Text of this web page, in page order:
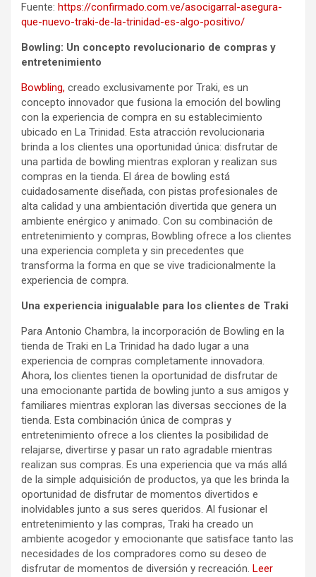
Fuente: https://confirmado.com.ve/asocigarral-asegura-
que-nuevo-traki-de-la-trinidad-es-algo-positivo/
Bowling: Un concepto revolucionario de compras y
entretenimiento
Bowbling, creado exclusivamente por Traki, es un
concepto innovador que fusiona la emoción del bowling
con la experiencia de compra en su establecimiento
ubicado en La Trinidad. Esta atracción revolucionaria
brinda a los clientes una oportunidad única: disfrutar de
una partida de bowling mientras exploran y realizan sus
compras en la tienda. El área de bowling está
cuidadosamente diseñada, con pistas profesionales de
alta calidad y una ambientación divertida que genera un
ambiente enérgico y animado. Con su combinación de
entretenimiento y compras, Bowbling ofrece a los clientes
una experiencia completa y sin precedentes que
transforma la forma en que se vive tradicionalmente la
experiencia de compra.
Una experiencia inigualable para los clientes de Traki
Para Antonio Chambra, la incorporación de Bowling en la
tienda de Traki en La Trinidad ha dado lugar a una
experiencia de compras completamente innovadora.
Ahora, los clientes tienen la oportunidad de disfrutar de
una emocionante partida de bowling junto a sus amigos y
familiares mientras exploran las diversas secciones de la
tienda. Esta combinación única de compras y
entretenimiento ofrece a los clientes la posibilidad de
relajarse, divertirse y pasar un rato agradable mientras
realizan sus compras. Es una experiencia que va más allá
de la simple adquisición de productos, ya que les brinda la
oportunidad de disfrutar de momentos divertidos e
inolvidables junto a sus seres queridos. Al fusionar el
entretenimiento y las compras, Traki ha creado un
ambiente acogedor y emocionante que satisface tanto las
necesidades de los compradores como su deseo de
disfrutar de momentos de diversión y recreación. Leer